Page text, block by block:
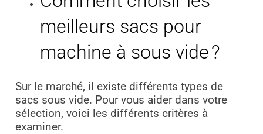
meilleurs sacs pour
machine à sous vide ?
Sur le marché, il existe différents types de
sacs sous vide. Pour vous aider dans votre
sélection, voici les différents critères à
examiner.